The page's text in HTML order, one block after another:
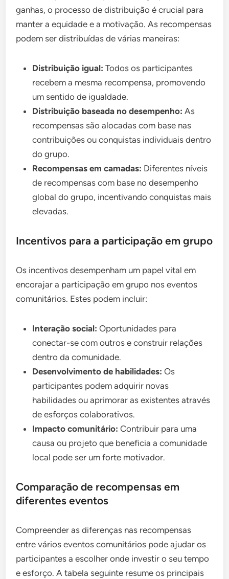
ganhas, o processo de distribuição é crucial para
manter a equidade e a motivação. As recompensas
podem ser distribuídas de várias maneiras:
Distribuição igual: Todos os participantes
recebem a mesma recompensa, promovendo
um sentido de igualdade.
Distribuição baseada no desempenho: As
recompensas são alocadas com base nas
contribuições ou conquistas individuais dentro
do grupo.
Recompensas em camadas: Diferentes níveis
de recompensas com base no desempenho
global do grupo, incentivando conquistas mais
elevadas.
Incentivos para a participação em grupo
Os incentivos desempenham um papel vital em
encorajar a participação em grupo nos eventos
comunitários. Estes podem incluir:
Interação social: Oportunidades para
conectar-se com outros e construir relações
dentro da comunidade.
Desenvolvimento de habilidades: Os
participantes podem adquirir novas
habilidades ou aprimorar as existentes através
de esforços colaborativos.
Impacto comunitário: Contribuir para uma
causa ou projeto que beneficia a comunidade
local pode ser um forte motivador.
Comparação de recompensas em
diferentes eventos
Compreender as diferenças nas recompensas
entre vários eventos comunitários pode ajudar os
participantes a escolher onde investir o seu tempo
e esforço. A tabela seguinte resume os principais